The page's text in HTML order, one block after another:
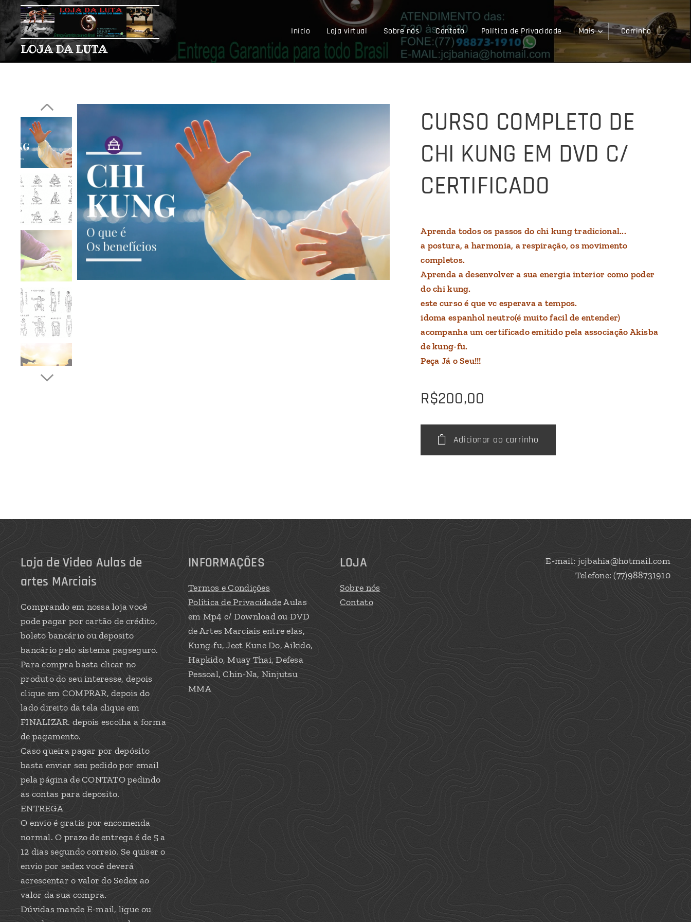
LOJA DA LUTA
Início Loja virtual Sobre nós Contato Política de Privacidade Mais Carrinho
CURSO COMPLETO DE
CHI KUNG EM DVD C/
CERTIFICADO
Aprenda todos os passos do chi kung tradicional...
a postura, a harmonia, a respiração, os movimento
completos.
Aprenda a desenvolver a sua energia interior como poder
do chi kung.
este curso é que vc esperava a tempos.
idoma espanhol neutro(é muito facil de entender)
acompanha um certificado emitido pela associação Akisba
de kung-fu.
Peça Já o Seu!!!
R$200,00
Adicionar ao carrinho
Loja de Video Aulas de
artes MArciais
Comprando em nossa loja você
pode pagar por cartão de crédito,
boleto bancário ou deposito
bancário pelo sistema pagseguro.
Para compra basta clicar no
produto do seu interesse, depois
clique em COMPRAR, depois do
lado direito da tela clique em
FINALIZAR. depois escolha a forma
de pagamento.
Caso queira pagar por depósito
basta enviar seu pedido por email
pela página de CONTATO pedindo
as contas para deposito.
ENTREGA
O envio é gratis por encomenda
normal. O prazo de entrega é de 5 a
12 dias segundo correio. Se quiser o
envio por sedex você deverá
acrescentar o valor do Sedex ao
valor da sua compra.
Dúvidas mande E-mail, ligue ou
INFORMAÇÕES
Termos e Condições
Política de PrivacidadeAulas
em Mp4 c/ Download ou DVD
de Artes Marciais entre elas,
Kung-fu, Jeet Kune Do, Aikido,
Hapkido, Muay Thai, Defesa
Pessoal, Chin-Na, Ninjutsu
MMA
LOJA
Sobre nós
Contato
E-mail: jcjbahia@hotmail.com
Telefone: (77)988731910